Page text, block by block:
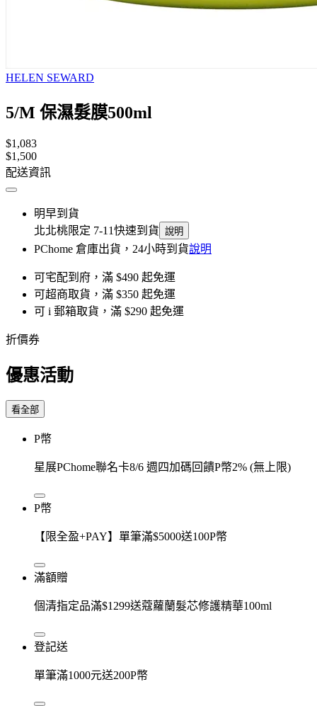
HELEN SEWARD
5/M 保濕髮膜500ml
$1,083
$1,500
配送資訊
明早到貨
北北桃限定 7-11快速到貨 說明
PChome 倉庫出貨，24小時到貨說明
可宅配到府，滿 $490 起免運
可超商取貨，滿 $350 起免運
可 i 郵箱取貨，滿 $290 起免運
折價券
優惠活動
看全部
P幣
星展PChome聯名卡8/6 週四加碼回饋P幣2% (無上限)
P幣
【限全盈+PAY】單筆滿$5000送100P幣
滿額贈
個清指定品滿$1299送蔻蘿蘭髮芯修護精華100ml
登記送
單筆滿1000元送200P幣